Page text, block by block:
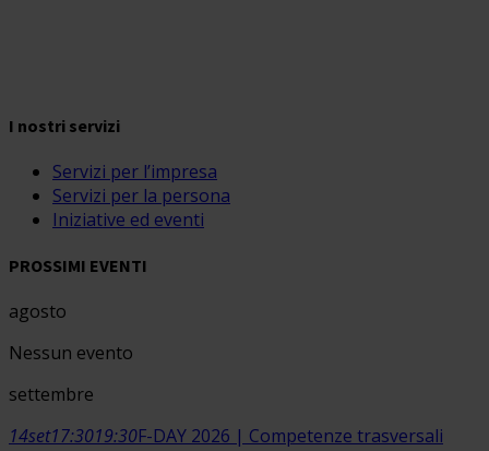
I nostri servizi
Servizi per l’impresa
Servizi per la persona
Iniziative ed eventi
PROSSIMI EVENTI
agosto
Nessun evento
settembre
14set17:3019:30F-DAY 2026 | Competenze trasversali